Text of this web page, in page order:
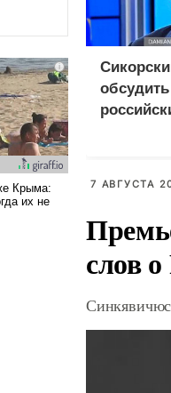
с
7 АВГУСТА
слов